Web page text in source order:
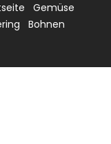
Gemüse
Bohnen